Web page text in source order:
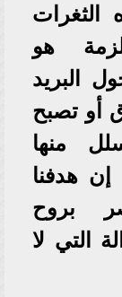
الثغرات
هو
البريد
أو تصبح
منها
إن هدفنا
بروح
التي لا